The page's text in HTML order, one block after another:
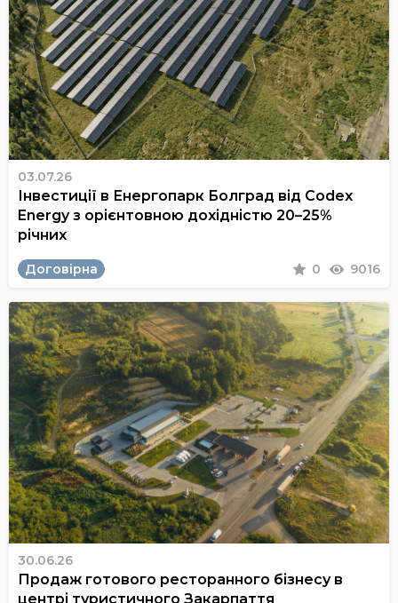
03.07.26
Інвестиції в Енергопарк Болград від Codex
Energy з орієнтовною дохідністю 20–25%
річних
Договірна 0 9016
30.06.26
Продаж готового ресторанного бізнесу в
центрі туристичного Закарпаття